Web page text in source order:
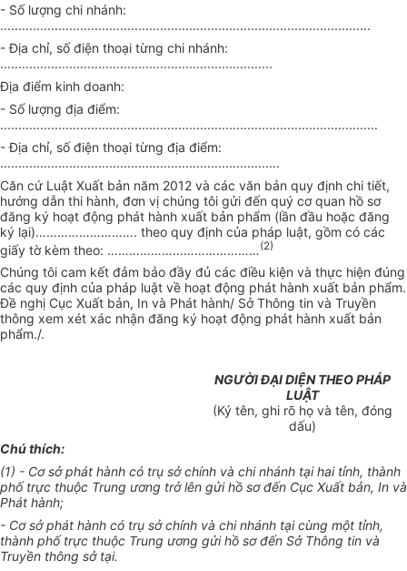
- Số lượng chi nhánh:
......................................................................................................
- Địa chỉ, số điện thoại từng chi nhánh:
...........................................................................
Địa điểm kinh doanh:
- Số lượng địa điểm:
........................................................................................................
- Địa chỉ, sốđiện thoại từng địa điểm:
.............................................................................
Căn cứ Luật Xuất bản năm 2012 và các văn bản quy định chi tiết,
hướng dẫn thi hành, đơn vị chúng tôi gửi đến quý cơ quan hồ sơ
đăng ký hoạt động phát hành xuất bản phẩm (lần đầu hoặc đăng
ký lại)………………………. theo quy định của pháp luật, gồm có các
giấy tờ kèm theo:
(2)
Chúng tôi cam kết đảm bảo đầy đủ các điều kiện và thực hiện đúng
các quy định của pháp luật về hoạt động phát hành xuất bản phẩm.
Đề nghị Cục Xuất bản, In và Phát hành/ Sở Thông tin và Truyền
thông xem xét xác nhận đăng ký hoạt động phát hành xuất bản
phẩm./.
NGƯỜI ĐẠI DIỆN THEO PHÁP
LUẬT
(Ký tên, ghi rõ họ và tên, đóng
dấu)
Chú thích:
(1) - Cơ sở phát hành có trụ sở chính và chi nhánh tạihai tỉnh, thành
phố trực thuộc Trung ương trở lên gửi hồ sơ đến Cục Xuất bản, In và
Phát hành;
- Cơ sở phát hành có trụ sở chính và chinhánh tạicùng một tỉnh,
thành phố trực thuộc Trung ương gửi hồ sơ đến Sở Thông tin và
Truyền thông sở tại.